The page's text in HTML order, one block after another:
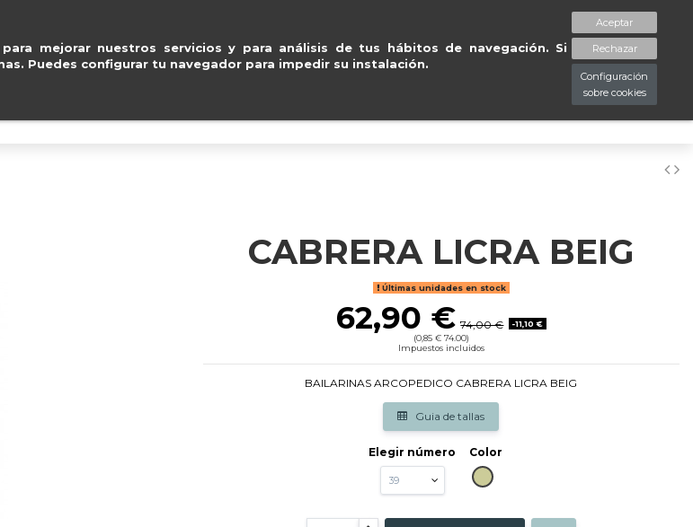
mejorar nuestros servicios y para análisis de tus hábitos de navegación. Si
Puedes configurar tu navegador para impedir su instalación.
Aceptar
Rechazar
Configuración
sobre cookies
Lista de deseos (
CABRERA LICRA BEIG
Últimas unidades en stock
62,90 € 74,00 €
-11,10 €
(0,85 € 74.00)
Impuestos incluidos
BAILARINAS ARCOPEDICO CABRERA LICRA BEIG
Guia de tallas
Elegir número
Color
BEIG